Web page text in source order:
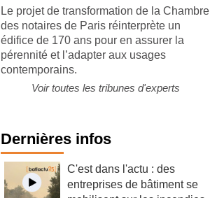
Le projet de transformation de la Chambre
des notaires de Paris réinterprète un
édifice de 170 ans pour en assurer la
pérennité et l’adapter aux usages
contemporains.
Voir toutes les tribunes d'experts
Dernières infos
C'est dans l'actu : des
entreprises de bâtiment se